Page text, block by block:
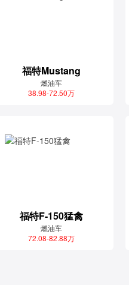
福特Mustang
燃油车
38.98-72.50万
福特F-150猛禽
燃油车
72.08-82.88万